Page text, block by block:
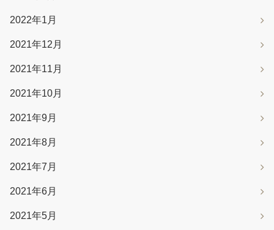
2022年1月
2021年12月
2021年11月
2021年10月
2021年9月
2021年8月
2021年7月
2021年6月
2021年5月